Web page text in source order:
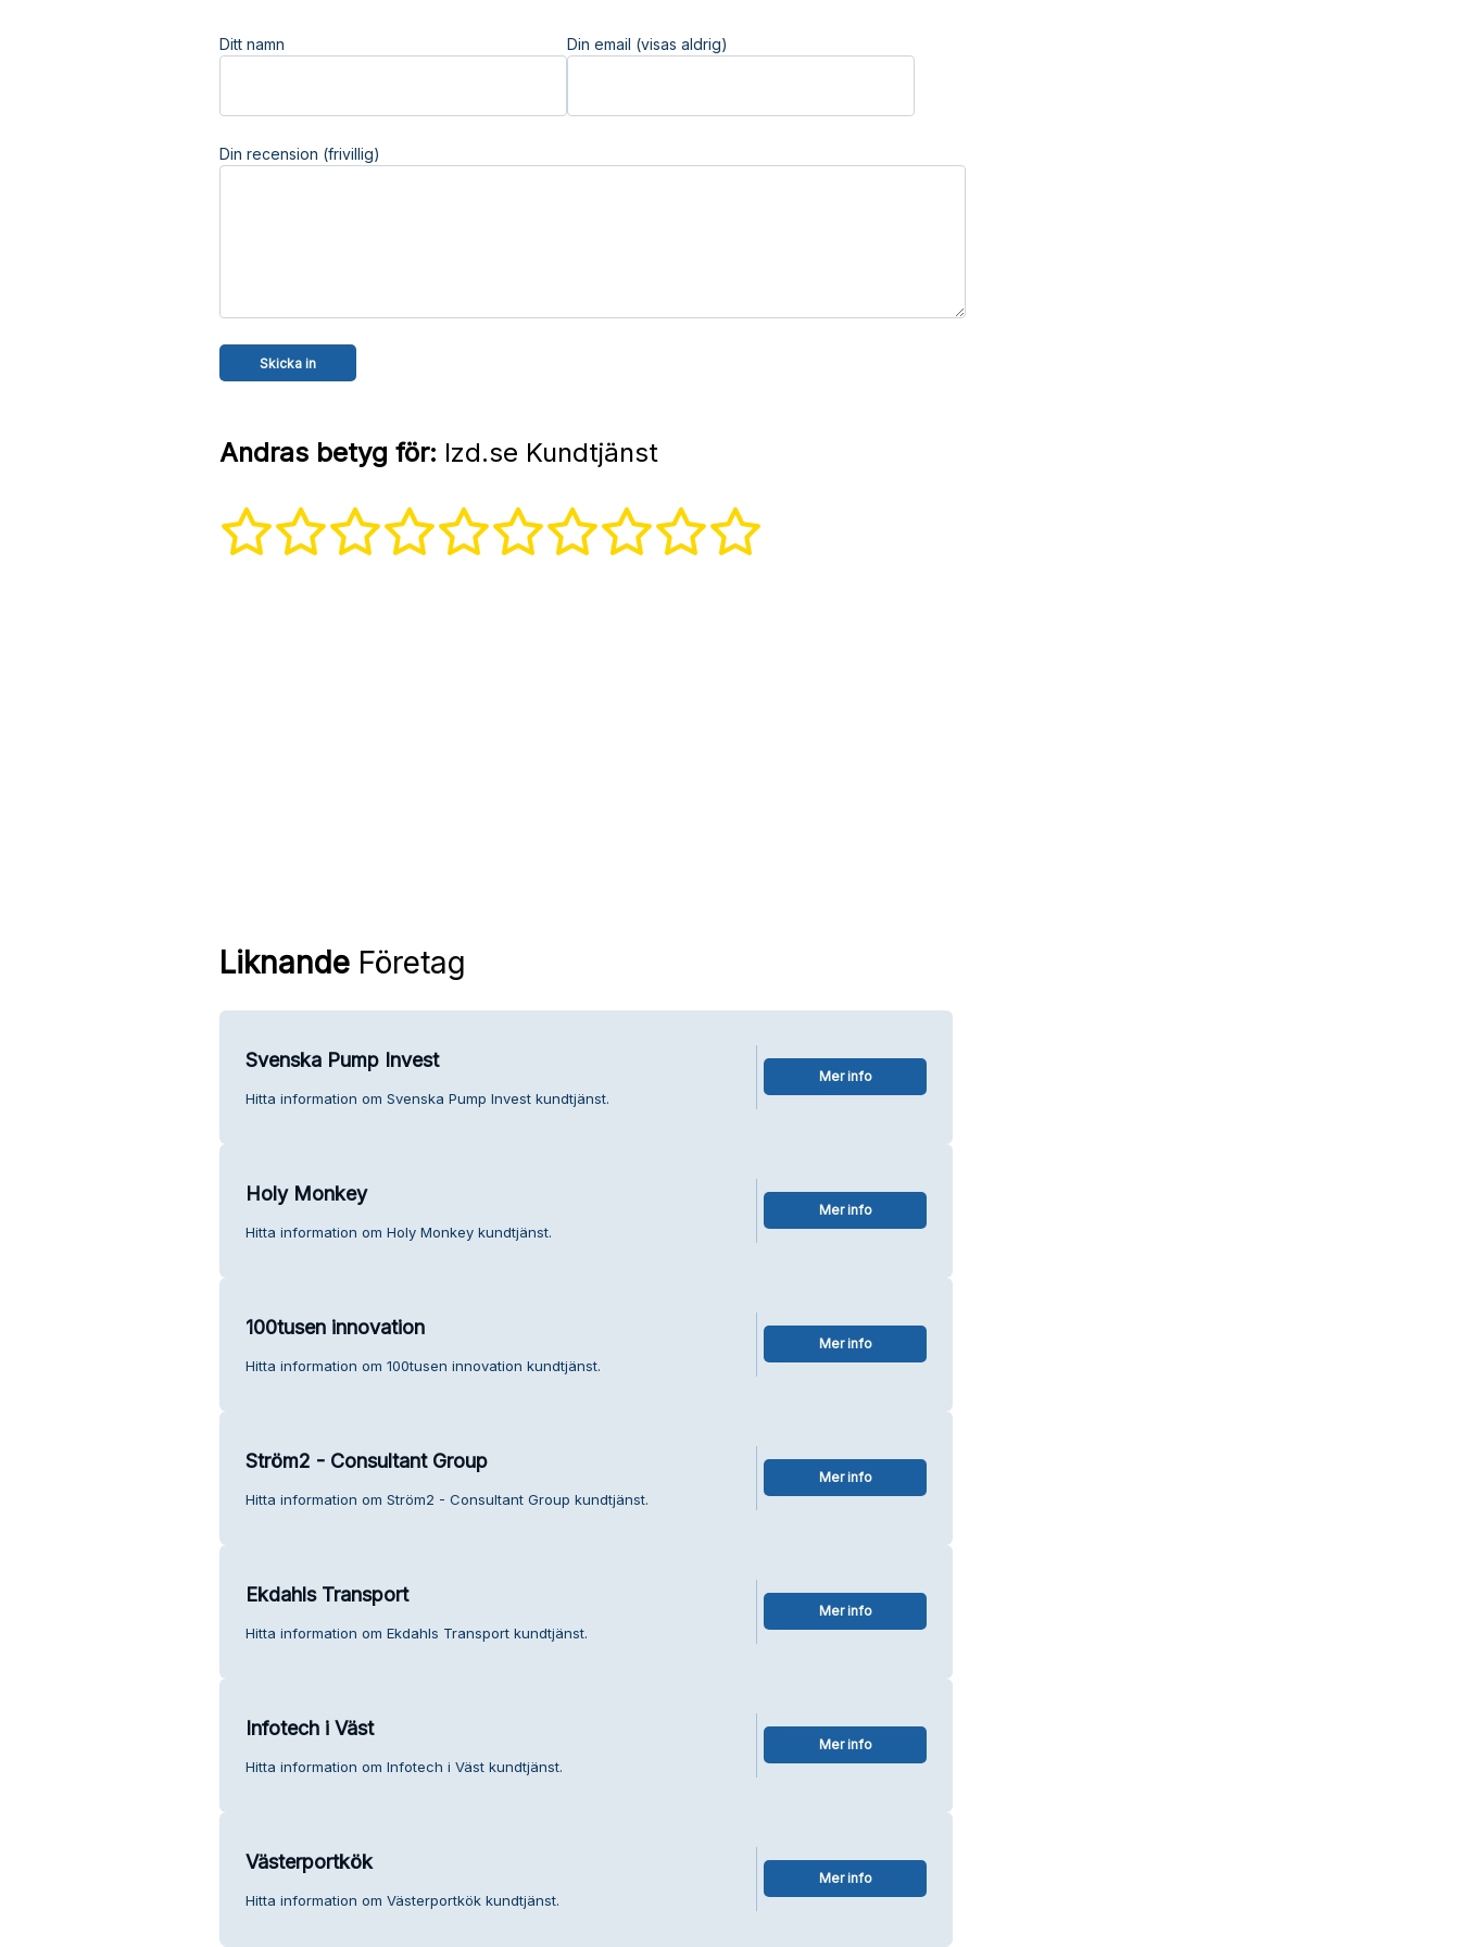
Ditt namn Din email (visas aldrig)
Din recension (frivillig)
Andras betyg för: Izd.se Kundtjänst
LiknandeFöretag
Svenska Pump Invest
Hitta information om Svenska Pump Invest kundtjänst.
Mer info
Holy Monkey
Hitta information om Holy Monkey kundtjänst.
Mer info
100tusen innovation
Hitta information om 100tusen innovation kundtjänst.
Mer info
Ström2 - Consultant Group
Hitta information om Ström2 - Consultant Group kundtjänst.
Mer info
Ekdahls Transport
Hitta information om Ekdahls Transport kundtjänst.
Mer info
Infotech i Väst
Hitta information om Infotech i Väst kundtjänst.
Mer info
Västerportkök
Hitta information om Västerportkök kundtjänst.
Mer info